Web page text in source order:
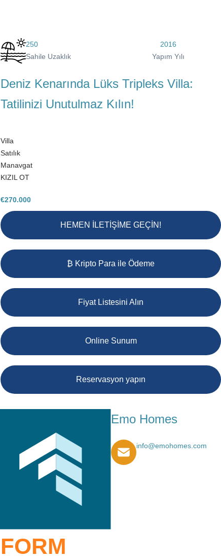
250
Sahile Uzaklık
2016
Yapım Yılı
Deniz Kenarında Lüks Tripleks Villa:
Tatilinizi Unutulmaz Kılın!
Villa
Satılık
Manavgat
KIZIL OT
€270.000
HEMEN İLETİŞİME GEÇİN!
₿ Kripto Para ile Ödeme
Fiyat Listesini Alın
Online Sunum
Reservasyon yapın
Emo Homes
info@emohomes.com
FORM